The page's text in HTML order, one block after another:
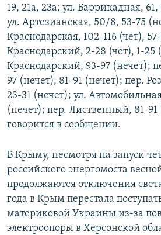
19, 21а, 23а; ул. Баррикадная,
ул. Артезианская, 50/8, 53-75
Краснодарская, 102-116 (чет),
Краснодарский, 2-28 (чет), 1-25
Краснодарский, 93-97 (нечет);
97 (нечет), 81-91 (нечет); пер.
23-31 (нечет); ул.
(нечет); пер. Лиственный, 81-91
говорится в сообщении.
В Крыму, несмотря на запуск
российского энергомоста
продолжаются отключения
года в Крым перестала
материковой Украины из-за
электроопоры в Херсонской